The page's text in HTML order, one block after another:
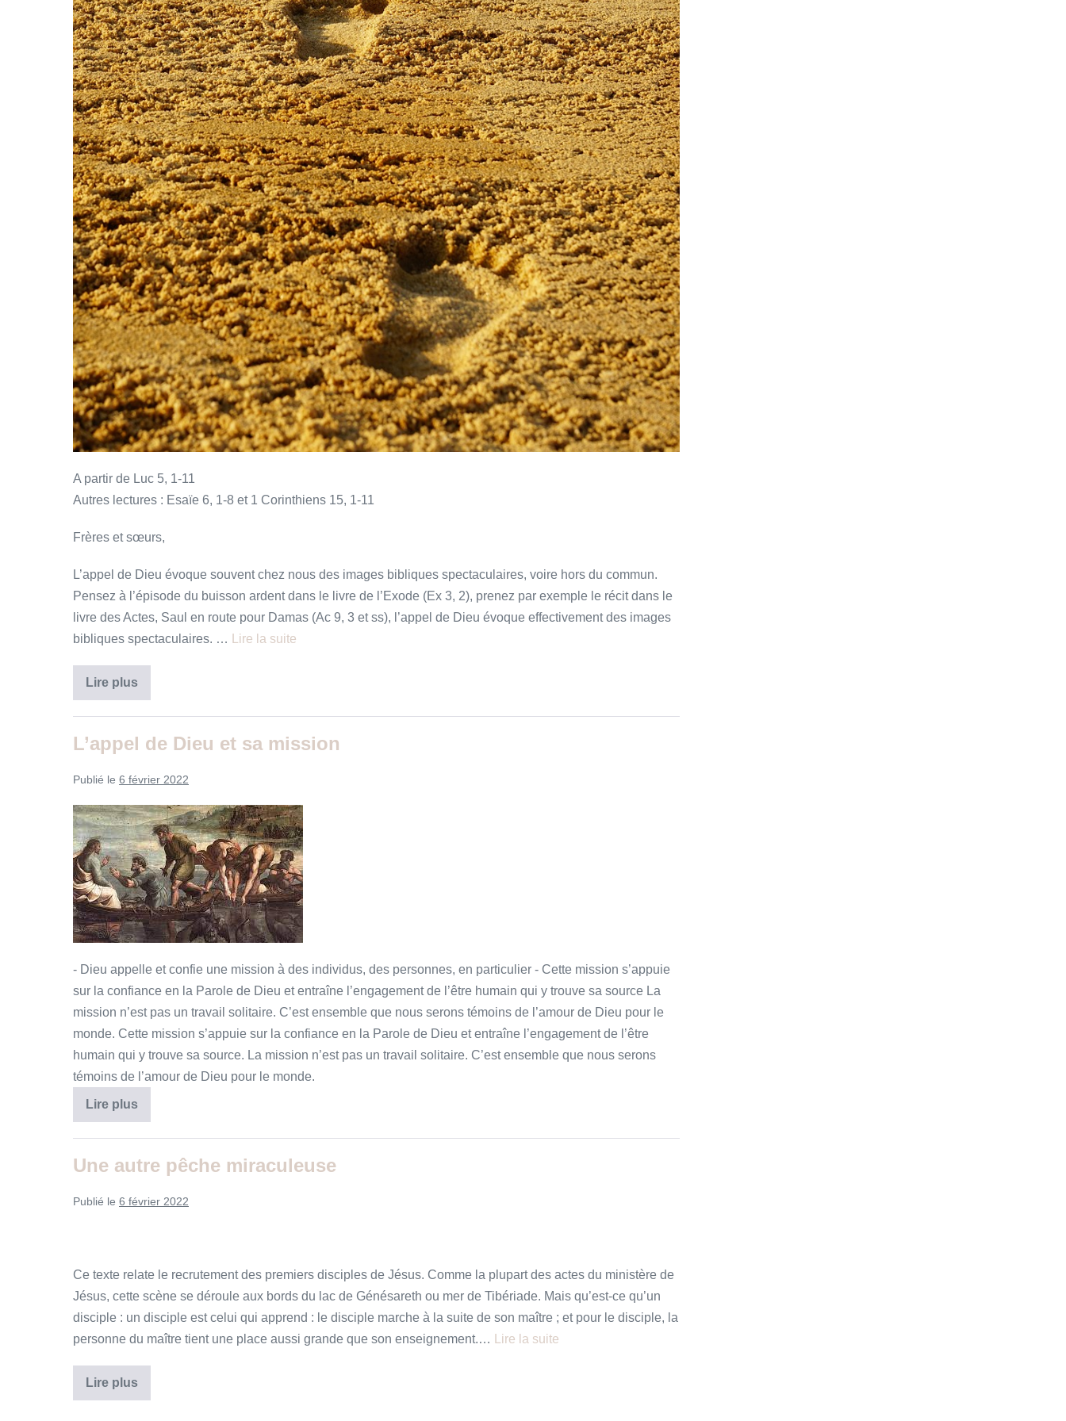
A partir de Luc 5, 1-11
Autres lectures : Esaïe 6, 1-8 et 1 Corinthiens 15, 1-11
Frères et sœurs,
L’appel de Dieu évoque souvent chez nous des images bibliques spectaculaires, voire hors du commun.
Pensez à l’épisode du buisson ardent dans le livre de l’Exode (Ex 3, 2), prenez par exemple le récit dans le
livre des Actes, Saul en route pour Damas (Ac 9, 3 et ss), l’appel de Dieu évoque effectivement des images
bibliques spectaculaires. …
Lire la suite
Lire plusAvance,
moi !
de
sa
L’appel de Dieu et sa mission
Publié le 6 février 2022
L’appel
de
Dieu
et
sa
mission
- Dieu appelle et confie une mission à des individus, des personnes, en particulier - Cette mission s’appuie
sur la confiance en la Parole de Dieu et entraîne l’engagement de l’être humain qui y trouve sa source La
mission n’est pas un travail solitaire. C’est ensemble que nous serons témoins de l’amour de Dieu pour le
monde. Cette mission s’appuie sur la confiance en la Parole de Dieu et entraîne l’engagement de l’être
humain qui y trouve sa source. La mission n’est pas un travail solitaire. C’est ensemble que nous serons
témoins de l’amour de Dieu pour le monde.
Lire plusL’appel
et
mission
Une autre pêche miraculeuse
Publié le 6 février 2022
Ce texte relate le recrutement des premiers disciples de Jésus. Comme la plupart des actes du ministère de
Jésus, cette scène se déroule aux bords du lac de Génésareth ou mer de Tibériade. Mais qu’est-ce qu’un
disciple : un disciple est celui qui apprend : le disciple marche à la suite de son maître ; et pour le disciple, la
personne du maître tient une place aussi grande que son enseignement.…
Lire la suite
Lire plusUne